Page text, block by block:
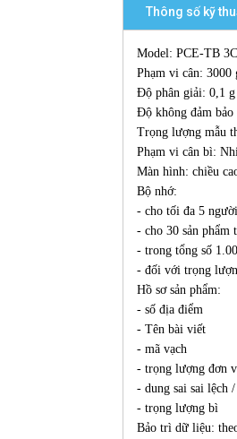
Thông số kỹ
Model: PCE-TB 3C
Phạm vi cân: 3000
Độ phân giải: 0,1 g
Độ không đảm bảo
Trọng lượng mẫu
Phạm vi cân bì:
Màn hình: chiều
Bộ nhớ:
- cho tối đa 5
- cho 30 sản phẩm
- trong tổng số
- đối với trọng
Hồ sơ sản phẩm:
- số địa điểm
- Tên bài viết
- mã vạch
- trọng lượng đơn
- dung sai sai lệch
- trọng lượng bì
Bảo trì dữ liệu: